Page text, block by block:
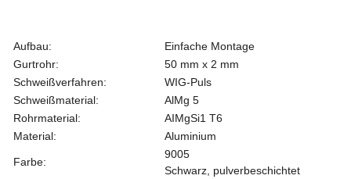
Aufbau:
Einfache Montage
Gurtrohr:
50 mm x 2 mm
Schweißverfahren:
WIG-Puls
Schweißmaterial:
AlMg 5
Rohrmaterial:
AIMgSi1 T6
Material:
Aluminium
Farbe:
9005
Schwarz, pulverbeschichtet